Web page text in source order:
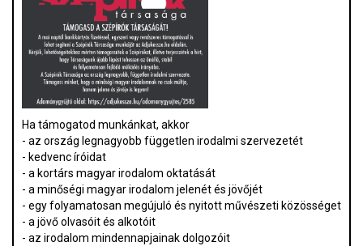
Ha támogatod munkánkat, akkor
- az ország legnagyobb független irodalmi szervezetét
- kedvenc íróidat
- a kortárs magyar irodalom oktatását
- a minőségi magyar irodalom jelenét és jövőjét
- egy folyamatosan megújuló és nyitott művészeti közösséget
- a jövő olvasóit és alkotóit
- az irodalom mindennapjainak dolgozóit